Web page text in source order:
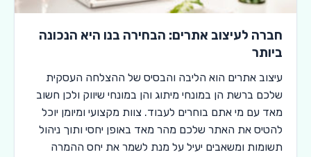
חברה לעיצוב אתרים: הבחירה בנו היא הנכונה
ביותר
עיצוב אתרים הוא הליבה והבסיס של ההצלחה העסקית
שלכם ברשת הן במונחי מיתוג והן במונחי שיווק ולכן חשוב
מאד עם מי אתם בוחרים לעבוד. צוות מקצועי ומיומן יוכל
להטיס את האתר שלכם מהר מאד באופן יחסי ותוך ניהול
תשומות ומשאבים יעיל על מנת לשמר את יחס ההמרה